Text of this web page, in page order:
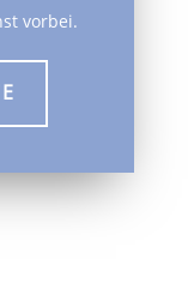
vorbei.